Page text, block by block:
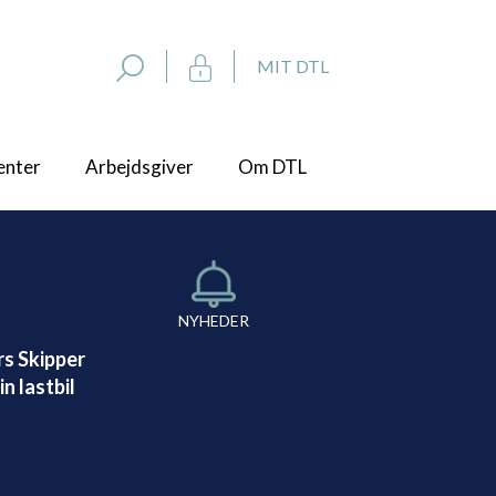
MIT DTL
Arbejdsgiver Om DTL
NYHEDER
Skipper
lastbil